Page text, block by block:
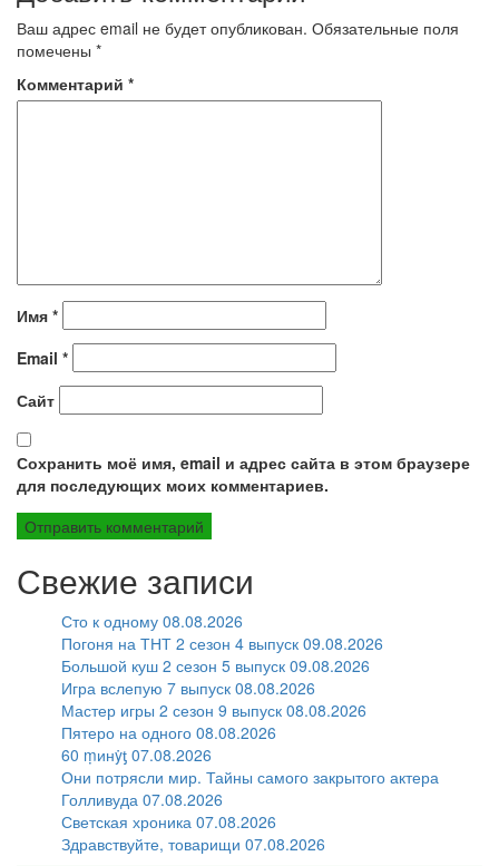
Ваш адрес email не будет опубликован. Обязательные поля
помечены *
Комментарий *
Имя *
Email *
Сайт
Сохранить моё имя, email и адрес сайта в этом браузере
для последующих моих комментариев.
Свежие записи
Сто к одному 08.08.2026
Погоня на ТНТ 2 сезон 4 выпуск 09.08.2026
Большой куш 2 сезон 5 выпуск 09.08.2026
Игра вслепую 7 выпуск 08.08.2026
Мастер игры 2 сезон 9 выпуск 08.08.2026
Пятеро на одного 08.08.2026
60 ṃинẏƫ 07.08.2026
Они потрясли мир. Тайны самого закрытого актера
Голливуда 07.08.2026
Светская хроника 07.08.2026
Здравствуйте, товарищи 07.08.2026